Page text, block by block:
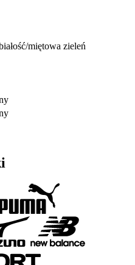
miętowa zieleń